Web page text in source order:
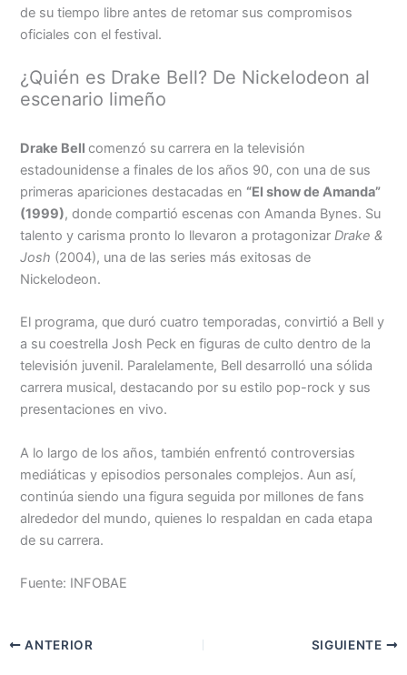
de su tiempo libre antes de retomar sus compromisos
oficiales con el festival.
¿Quién es Drake Bell? De Nickelodeon al
escenario limeño
Drake Bellcomenzó su carrera en la televisión
estadounidense a finales de los años 90, con una de sus
primeras apariciones destacadas en “El show de Amanda”
(1999), donde compartió escenas con Amanda Bynes. Su
talento y carisma pronto lo llevaron a protagonizarDrake &
Josh (2004), una de las series más exitosas de
Nickelodeon.
El programa, que duró cuatro temporadas, convirtió a Bell y
a su coestrella Josh Peck en figuras de culto dentro de la
televisión juvenil. Paralelamente, Bell desarrolló una sólida
carrera musical, destacando por su estilo pop-rock y sus
presentaciones en vivo.
A lo largo de los años, también enfrentó controversias
mediáticas y episodios personales complejos. Aun así,
continúa siendo una figura seguida por millones de fans
alrededor del mundo, quienes lo respaldan en cada etapa
de su carrera.
Fuente: INFOBAE
ANTERIOR SIGUIENTE